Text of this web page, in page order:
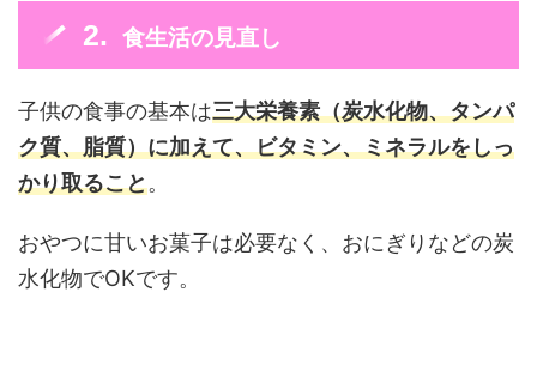
食生活の見直し
子供の食事の基本は三大栄養素（炭水化物、タンパ
ク質、脂質）に加えて、ビタミン、ミネラルをしっ
かり取ること。
おやつに甘いお菓子は必要なく、おにぎりなどの炭
水化物でOKです。